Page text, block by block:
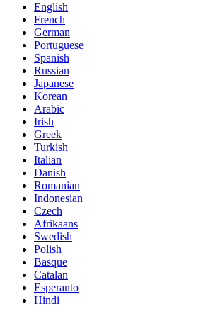
English
French
German
Portuguese
Spanish
Russian
Japanese
Korean
Arabic
Irish
Greek
Turkish
Italian
Danish
Romanian
Indonesian
Czech
Afrikaans
Swedish
Polish
Basque
Catalan
Esperanto
Hindi